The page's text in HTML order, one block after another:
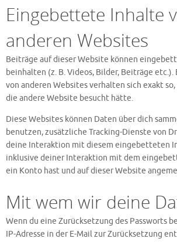
Eingebettete Inhalte
anderen Websites
Beiträge auf dieser Website können
beinhalten (z. B. Videos, Bilder, Beiträge
von anderen Websites verhalten sich exakt
die andere Website besucht hätte.
Diese Websites können Daten über dich
benutzen, zusätzliche Tracking-Dienste von
deine Interaktion mit diesem eingebetteten
inklusive deiner Interaktion mit dem
ein Konto hast und auf dieser Website
Mit wem wir deine
Wenn du eine Zurücksetzung des Passworts
IP-Adresse in der E-Mail zur Zurücksetzung